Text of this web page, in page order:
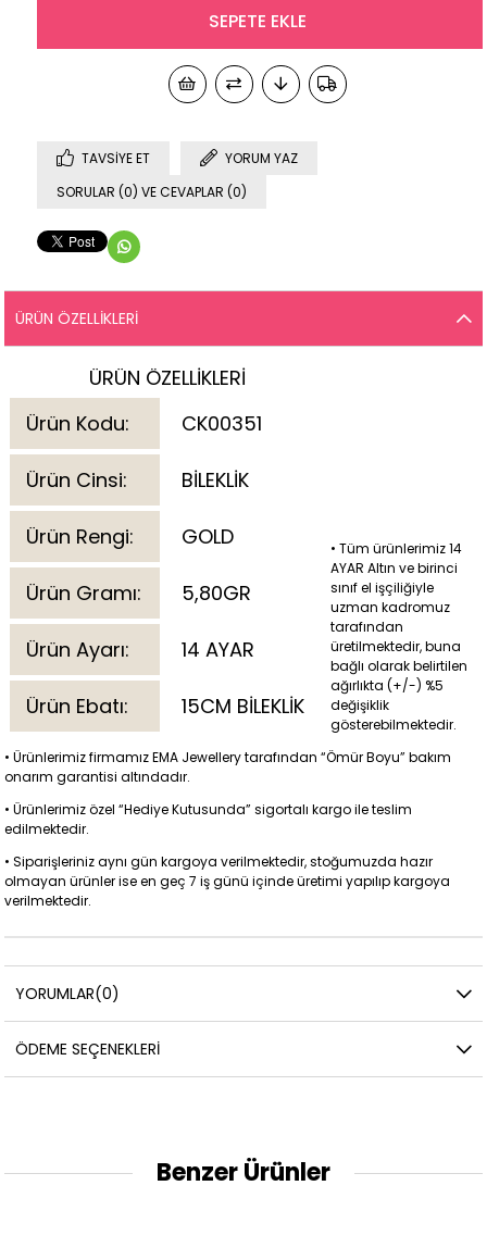
TAVSIYE ET
YORUM YAZ
SORULAR (0) VE CEVAPLAR (0)
ÜRÜN ÖZELLIKLERI
ÜRÜN ÖZELLİKLERİ
Ürün Kodu:
CK00351
Ürün Cinsi: BİLEKLİK
Ürün Rengi: GOLD
Ürün Gramı: 5,80GR
Ürün Ayarı: 14 AYAR
Ürün Ebatı: 15CM BİLEKLİK
• Tüm ürünlerimiz 14
AYAR Altın ve birinci
sınıf el işçiliğiyle
uzman kadromuz
tarafından
üretilmektedir, buna
bağlı olarak belirtilen
ağırlıkta (+/-) %5
değişiklik
gösterebilmektedir.
• Ürünlerimiz firmamız EMA Jewellery tarafından “Ömür Boyu” bakım
onarım garantisi altındadır.
• Ürünlerimiz özel “Hediye Kutusunda” sigortalı kargo ile teslim
edilmektedir.
• Siparişleriniz aynı gün kargoya verilmektedir, stoğumuzda hazır
olmayan ürünler ise en geç 7 iş günü içinde üretimi yapılıp kargoya
verilmektedir.
YORUMLAR(0)
ÖDEME SEÇENEKLERI
Benzer Ürünler